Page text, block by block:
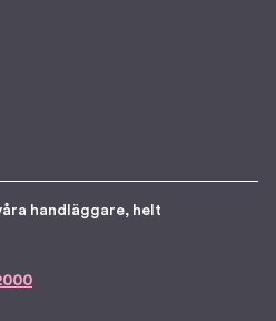
handläggare, helt